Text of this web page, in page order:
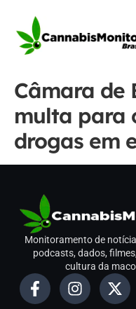
Câmara de
multa para
drogas em
Monitoramento de
podcasts, dados,
cultura da